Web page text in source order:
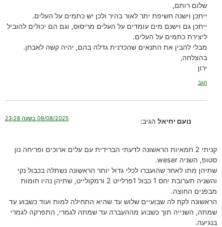
שלום רותם,
ייתכן וישנה חשיפת יתר לאור בהיר ולכן יש כתמים על העלים.
ייתכן גם וישנם מים עומדים על העלים מריסוס, וגם הם יכולים להוביל
ליצירת כתמים על העלים.
מבלי להבין את התנאים שהכדנית גדלה בהם, יהיה קשה לאבחן.
בהצלחה,
ירון
הגב
נועם יחיאל הגיב: 09/08/2025 בשעה 23:28
קניתי 2 חמאיות הראשונה לדעתי הברידית עם עלים ארוכים ופריחה נון
סטופ, השניה weser.
שתיהן מתו לאחר שהועברו לכלי גדול יותר הראשונה נשתלה בכבול נקי
והשניה תערובת יחס 1 כבול 1פרלייט 2 ורמקולייט, שתיהן נהיו חומות
מבפנים החוצה.
הראשונה לקח לה שבועיים שלוש עד שהיא התחילה למות ועוד כשבוע עד
שמתה, השנייה תוך כשבוע מההעברה עד שמתה לגמרי, התפרקה לגמרי
בנגיעה.